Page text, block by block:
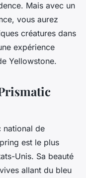
Mais avec un
vous aurez
créatures dans
expérience
Yellowstone.
national de
est le plus
Unis. Sa beauté
allant du bleu